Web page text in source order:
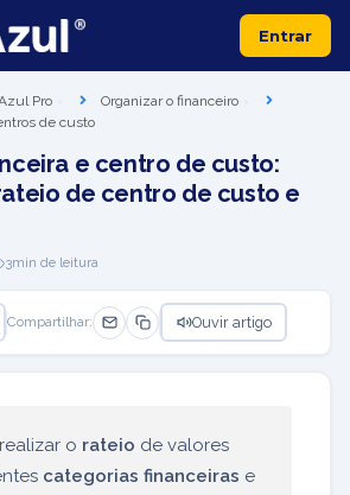
Entrar
Pro
Organizar o financeiro
de custo
e centro de custo:
de centro de custo e
3min de leitura
Compartilhar: Ouvir artigo
o rateio de valores
categorias financeiras e